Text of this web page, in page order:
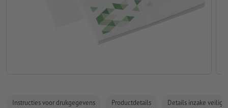
Instructies voor drukgegevens Productdetails Details inzake